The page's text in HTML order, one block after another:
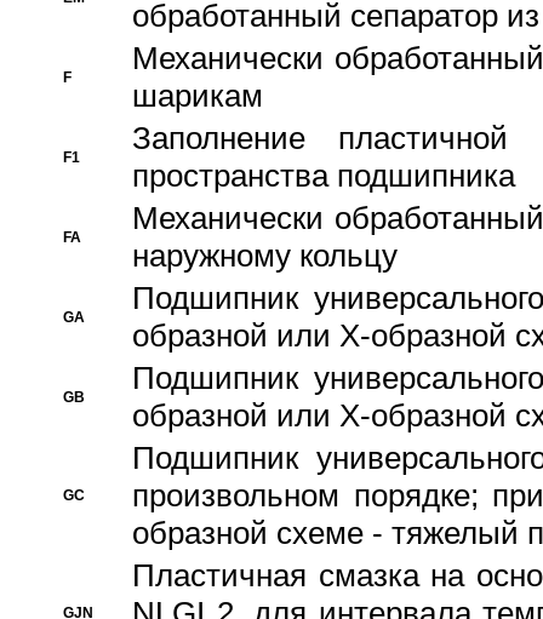
обработанный сепаратор
F
Механически
шарикам
F1
Заполнение
пространства подшипника
FA
Механически
наружному кольцу
GA
Подшипник
образной или Х-образной
GB
Подшипник
образной или Х-образной
GC
Подшипник
произвольном порядке;
образной схеме - тяжелый
GJN
Пластичная смазка на